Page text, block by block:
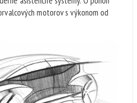
motorov s výkonom od